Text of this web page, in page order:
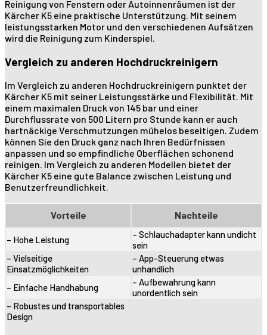
Reinigung von Fenstern oder Autoinnenräumen ist der
Kärcher K5 eine praktische Unterstützung. Mit seinem
leistungsstarken Motor und den verschiedenen Aufsätzen
wird die Reinigung zum Kinderspiel.
Vergleich zu anderen Hochdruckreinigern
Im Vergleich zu anderen Hochdruckreinigern punktet der
Kärcher K5 mit seiner Leistungsstärke und Flexibilität. Mit
einem maximalen Druck von 145 bar und einer
Durchflussrate von 500 Litern pro Stunde kann er auch
hartnäckige Verschmutzungen mühelos beseitigen. Zudem
können Sie den Druck ganz nach Ihren Bedürfnissen
anpassen und so empfindliche Oberflächen schonend
reinigen. Im Vergleich zu anderen Modellen bietet der
Kärcher K5 eine gute Balance zwischen Leistung und
Benutzerfreundlichkeit.
Vorteile Nachteile
– Hohe Leistung
– Schlauchadapter kann undicht
sein
– Vielseitige
Einsatzmöglichkeiten
– App-Steuerung etwas
unhandlich
– Einfache Handhabung
– Aufbewahrung kann
unordentlich sein
– Robustes und transportables
Design